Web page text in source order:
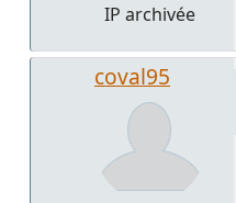
IP archivée
coval95